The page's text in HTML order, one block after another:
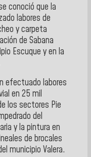
conoció que la
labores de
y carpeta
de Sabana
Escuque y en la
efectuado labores
en 25 mil
los sectores Pie
del
y la pintura en
de brocales
municipio Valera.